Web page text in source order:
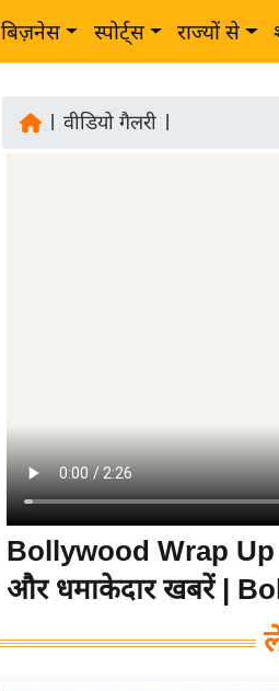
बिज़नेस स्पोर्ट्स राज्यों से
वीडियो गैलरी
Bollywood Wrap Up
और धमाकेदार खबरें |